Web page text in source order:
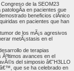
de la SEOM23
en pacientes que
beneficios clÃ­nico
en pacientes que han
de los mÃ¡s agresivos
metÃ¡stasis en el
de terapias
Ãºltimos avances en el
del simposio â€˜H3LLO
que se ha celebrado en